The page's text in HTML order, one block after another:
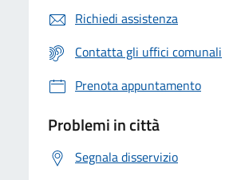
Richiedi assistenza
Contatta gli uffici comunali
Prenota appuntamento
Problemi in città
Segnala disservizio